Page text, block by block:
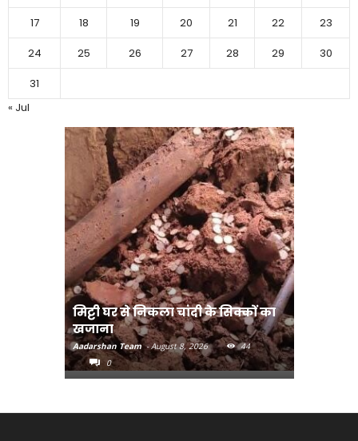
17
18 19 20 21 22
23
24
25 26 27 28 29
30
31
« Jul
मिट्टी घर से निकला चांदी के सिक्कों का
खजाना
Aadarshan Team - August 8, 2026
44
0